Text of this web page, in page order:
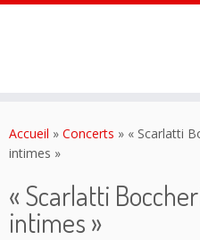
au
contenu
Accueil » Concerts » « Scarlatti
intimes »
« Scarlatti
intimes »